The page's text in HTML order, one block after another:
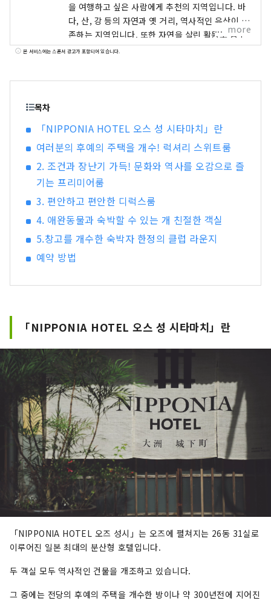
을 여행하고 싶은 사람에게 추천의 지역입니다. 바
다, 산, 강 등의 자연과 옛 거리, 역사적인 유산이 공
존하는 지역입니다. 또한 자연을 살린 활동도 풍부
하고, 1주일 이상의 장기 체류도 즐길 수 있습니다.
more
본 서비스에는 스폰서 광고가 포함되어 있습니다.
목차
「NIPPONIA HOTEL 오스 성 시타마치」란
여러분의 후예의 주택을 개수! 럭셔리 스위트룸
2. 조건과 장난기 가득! 문화와 역사를 오감으로 즐
기는 프리미어룸
3. 편안하고 편안한 디럭스룸
4. 애완동물과 숙박할 수 있는 개 친절한 객실
5.창고를 개수한 숙박자 한정의 클럽 라운지
예약 방법
「NIPPONIA HOTEL 오스 성 시타마치」란
「NIPPONIA HOTEL 오즈 성시」는 오즈에 펼쳐지는 26동 31실로
이루어진 일본 최대의 분산형 호텔입니다.
두 객실 모두 역사적인 건물을 개조하고 있습니다.
그 중에는 전당의 후예의 주택을 개수한 방이나 약 300년전에 지어진